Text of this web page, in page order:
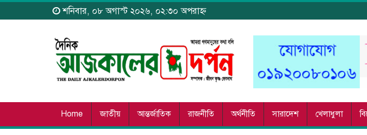
শনিবার, ০৮ অগাস্ট ২০২৬, ০২:৩০ অপরাহ্ন
Home জাতীয় আন্তর্জাতিক রাজনীতি অর্থনীতি সারাদেশ খেলাধুলা